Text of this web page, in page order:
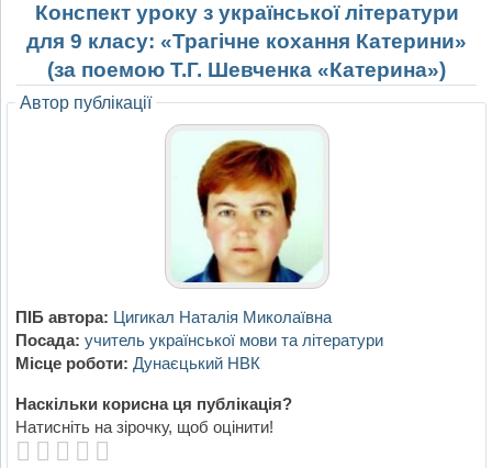
Конспект уроку з української літератури
для 9 класу: «Трагічне кохання Катерини»
(за поемою Т.Г. Шевченка «Катерина»)
Автор публікації
ПІБ автора: Цигикал Наталія Миколаївна
Посада: учитель української мови та літератури
Місце роботи: Дунаєцький НВК
Наскільки корисна ця публікація?
Натисніть на зірочку, щоб оцінити!